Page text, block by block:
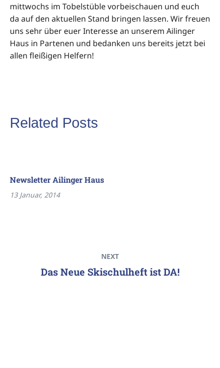
mittwochs im Tobelstüble vorbeischauen und euch
da auf den aktuellen Stand bringen lassen. Wir freuen
uns sehr über euer Interesse an unserem Ailinger
Haus in Partenen und bedanken uns bereits jetzt bei
allen fleißigen Helfern!
Related Posts
Newsletter Ailinger Haus
13 Januar, 2014
NEXT
Das Neue Skischulheft ist DA!